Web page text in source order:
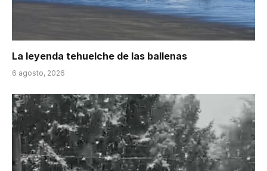
La leyenda tehuelche de las ballenas
6 agosto, 2026